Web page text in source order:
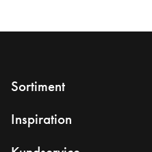
Sortiment
Inspiration